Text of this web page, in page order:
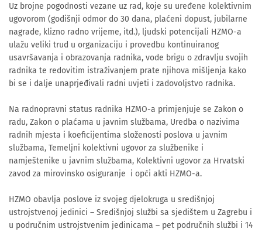
Uz brojne pogodnosti vezane uz rad, koje su uređene kolektivnim
ugovorom (godišnji odmor do 30 dana, plaćeni dopust, jubilarne
nagrade, klizno radno vrijeme, itd.), ljudski potencijali HZMO-a
ulažu veliki trud u organizaciju i provedbu kontinuiranog
usavršavanja i obrazovanja radnika, vode brigu o zdravlju svojih
radnika te redovitim istraživanjem prate njihova mišljenja kako
bi se i dalje unaprjeđivali radni uvjeti i zadovoljstvo radnika.
Na radnopravni status radnika HZMO-a primjenjuje se Zakon o
radu, Zakon o plaćama u javnim službama, Uredba o nazivima
radnih mjesta i koeficijentima složenosti poslova u javnim
službama, Temeljni kolektivni ugovor za službenike i
namještenike u javnim službama, Kolektivni ugovor za Hrvatski
zavod za mirovinsko osiguranje i opći akti HZMO-a.
HZMO obavlja poslove iz svojeg djelokruga u središnjoj
ustrojstvenoj jedinici – Središnjoj službi sa sjedištem u Zagrebu i
u područnim ustrojstvenim jedinicama – pet područnih službi i 14